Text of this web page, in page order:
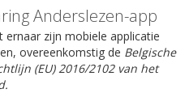
Anderslezen-app
zijn mobiele applicatie
overeenkomstig de Belgische
(EU) 2016/2102 van het